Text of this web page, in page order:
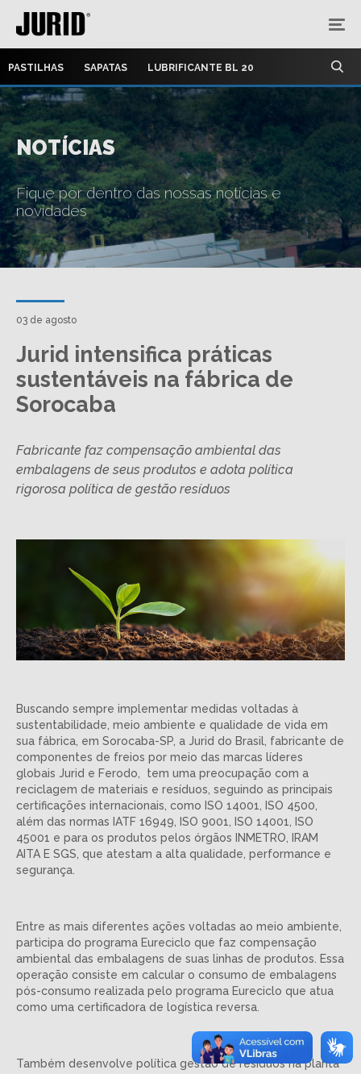
PASTILHAS SAPATAS LUBRIFICANTE BL 20
NOTÍCIAS
Fique por dentro das nossas notícias e
novidades
03 de agosto
Jurid intensifica práticas
sustentáveis na fábrica de
Sorocaba
Fabricante faz compensação ambiental das
embalagens de seus produtos e adota política
rigorosa política de gestão resíduos
Buscando sempre implementar medidas voltadas à
sustentabilidade, meio ambiente e qualidade de vida em
sua fábrica, em Sorocaba-SP, a Jurid do Brasil, fabricante de
componentes de freios por meio das marcas líderes
globais Jurid e Ferodo, tem uma preocupação com a
reciclagem de materiais e resíduos, seguindo as principais
certificações internacionais, como ISO 14001, ISO 4500,
além das normas IATF 16949, ISO 9001, ISO 14001, ISO
45001 e para os produtos pelos órgãos INMETRO, IRAM
AITA E SGS, que atestam a alta qualidade, performance e
segurança.
Entre as mais diferentes ações voltadas ao meio ambiente,
participa do programa Eureciclo que faz compensação
ambiental das embalagens de suas linhas de produtos. Essa
operação consiste em calcular o consumo de embalagens
pós-consumo realizada pelo programa Eureciclo que atua
como uma certificadora de logística reversa.
Também desenvolve política gestão de resíduos na planta